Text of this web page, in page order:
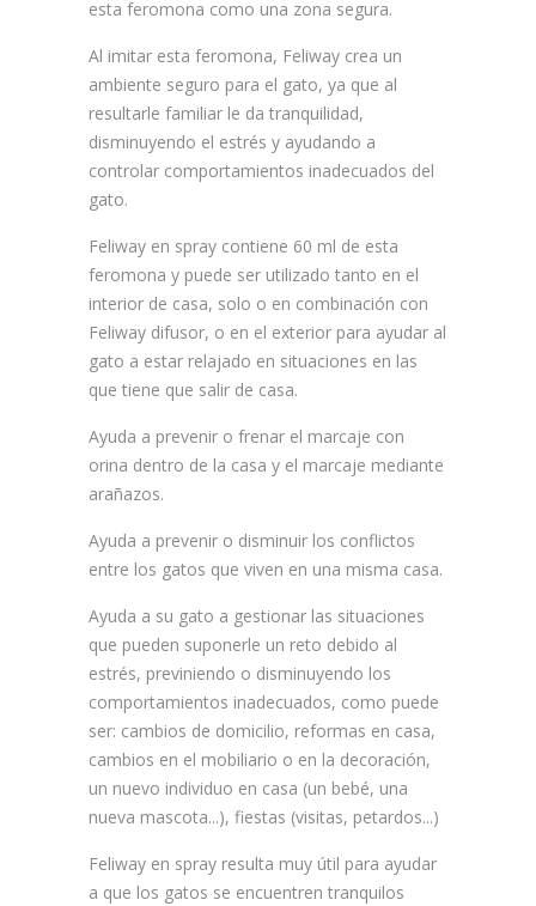
esta feromona como una zona segura.
Al imitar esta feromona, Feliway crea un
ambiente seguro para el gato, ya que al
resultarle familiar le da tranquilidad,
disminuyendo el estrés y ayudando a
controlar comportamientos inadecuados del
gato.
Feliway en spray contiene 60 ml de esta
feromona y puede ser utilizado tanto en el
interior de casa, solo o en combinación con
Feliway difusor, o en el exterior para ayudar al
gato a estar relajado en situaciones en las
que tiene que salir de casa.
Ayuda a prevenir o frenar el marcaje con
orina dentro de la casa y el marcaje mediante
arañazos.
Ayuda a prevenir o disminuir los conflictos
entre los gatos que viven en una misma casa.
Ayuda a su gato a gestionar las situaciones
que pueden suponerle un reto debido al
estrés, previniendo o disminuyendo los
comportamientos inadecuados, como puede
ser: cambios de domicilio, reformas en casa,
cambios en el mobiliario o en la decoración,
un nuevo individuo en casa (un bebé, una
nueva mascota...), fiestas (visitas, petardos...)
Feliway en spray resulta muy útil para ayudar
a que los gatos se encuentren tranquilos